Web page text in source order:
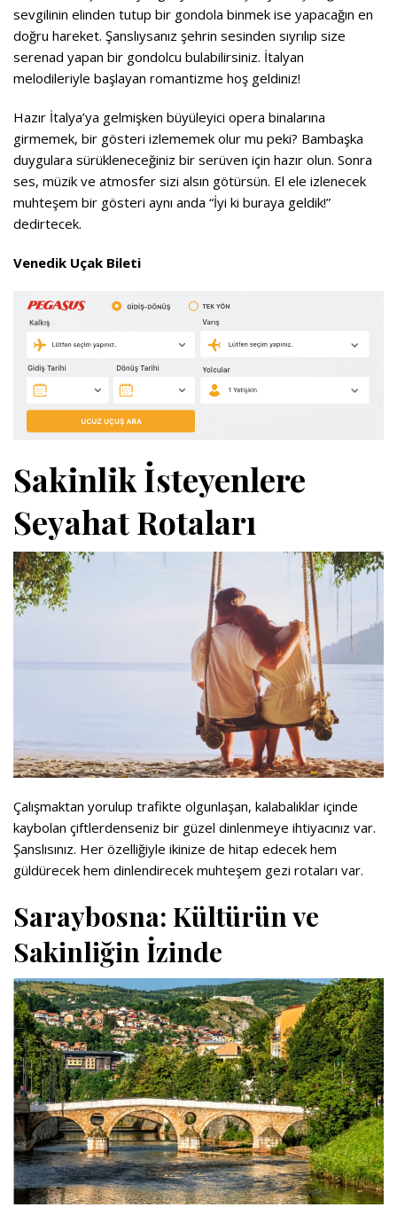
sevgilinin elinden tutup bir gondola binmek ise yapacağın en
doğru hareket. Şanslıysanız şehrin sesinden sıyrılıp size
serenad yapan bir gondolcu bulabilirsiniz. İtalyan
melodileriyle başlayan romantizme hoş geldiniz!
Hazır İtalya’ya gelmişken büyüleyici opera binalarına
girmemek, bir gösteri izlememek olur mu peki? Bambaşka
duygulara sürükleneceğiniz bir serüven için hazır olun. Sonra
ses, müzik ve atmosfer sizi alsın götürsün. El ele izlenecek
muhteşem bir gösteri aynı anda “İyi ki buraya geldik!”
dedirtecek.
Venedik Uçak Bileti
Sakinlik İsteyenlere
Seyahat Rotaları
Çalışmaktan yorulup trafikte olgunlaşan, kalabalıklar içinde
kaybolan çiftlerdenseniz bir güzel dinlenmeye ihtiyacınız var.
Şanslısınız. Her özelliğiyle ikinize de hitap edecek hem
güldürecek hem dinlendirecek muhteşem gezi rotaları var.
Saraybosna: Kültürün ve
Sakinliğin İzinde